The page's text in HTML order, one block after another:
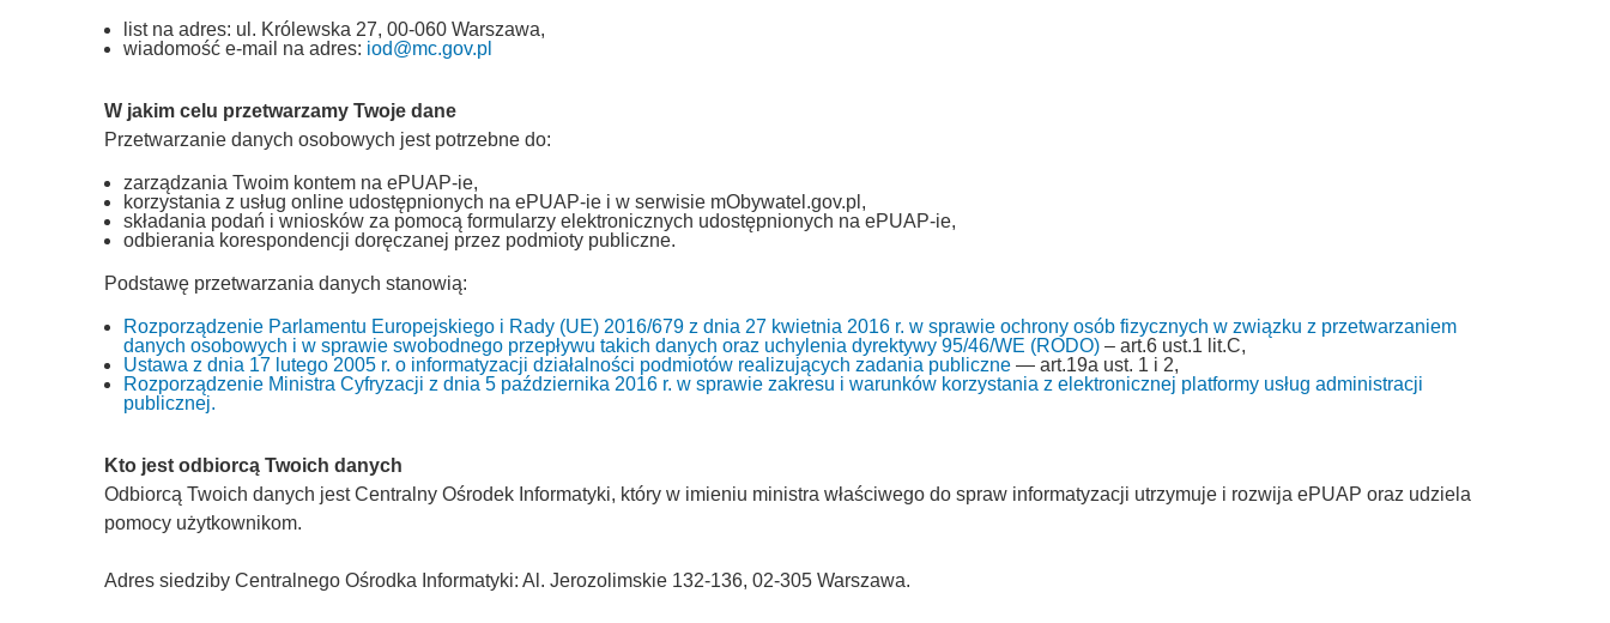
list na adres: ul. Królewska 27, 00-060 Warszawa,
wiadomość e-mail na adres: iod@mc.gov.pl
W jakim celu przetwarzamy Twoje dane
Przetwarzanie danych osobowych jest potrzebne do:
zarządzania Twoim kontem na ePUAP-ie,
korzystania z usług online udostępnionych na ePUAP-ie i w serwisie mObywatel.gov.pl,
składania podań i wniosków za pomocą formularzy elektronicznych udostępnionych na ePUAP-ie,
odbierania korespondencji doręczanej przez podmioty publiczne.
Podstawę przetwarzania danych stanowią:
Rozporządzenie Parlamentu Europejskiego i Rady (UE) 2016/679 z dnia 27 kwietnia 2016 r. w sprawie ochrony osób fizycznych w związku z przetwarzaniem
danych osobowych i w sprawie swobodnego przepływu takich danych oraz uchylenia dyrektywy 95/46/WE (RODO) – art.6 ust.1 lit.C,
Ustawa z dnia 17 lutego 2005 r. o informatyzacji działalności podmiotów realizujących zadania publiczne — art.19a ust. 1 i 2,
Rozporządzenie Ministra Cyfryzacji z dnia 5 października 2016 r. w sprawie zakresu i warunków korzystania z elektronicznej platformy usług administracji
publicznej.
Kto jest odbiorcą Twoich danych
Odbiorcą Twoich danych jest Centralny Ośrodek Informatyki, który w imieniu ministra właściwego do spraw informatyzacji utrzymuje i rozwija ePUAP oraz udziela
pomocy użytkownikom.
Adres siedziby Centralnego Ośrodka Informatyki: Al. Jerozolimskie 132-136, 02-305 Warszawa.